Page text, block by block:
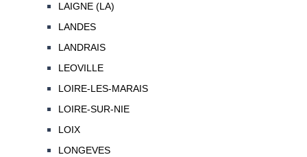
LAIGNE (LA)
LANDES
LANDRAIS
LEOVILLE
LOIRE-LES-MARAIS
LOIRE-SUR-NIE
LOIX
LONGEVES